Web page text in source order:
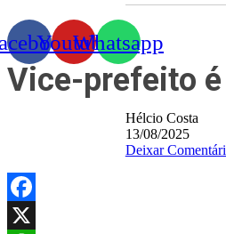
YoutubeWhatsapp
Vice-prefeito é
Hélcio Costa
13/08/2025
Deixar
Facebook